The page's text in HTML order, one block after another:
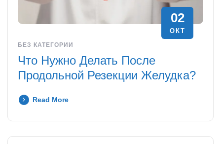
02
ОКТ
БЕЗ КАТЕГОРИИ
Что Нужно Делать После
Продольной Резекции Желудка?
Read More